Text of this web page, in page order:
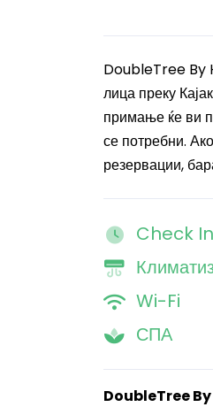
DoubleTree By
лица преку
примање ќе ви
се потребни.
резервации,
Check In
Wi-Fi
СПА
DoubleTree